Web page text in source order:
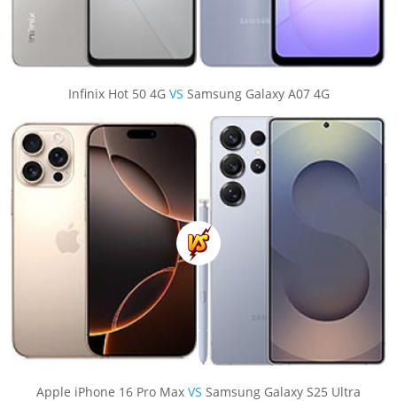
Infinix Hot 50 4G VS Samsung Galaxy A07 4G
Apple iPhone 16 Pro Max VS Samsung Galaxy S25 Ultra